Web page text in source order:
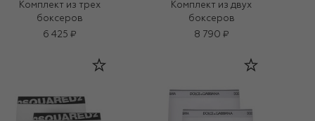
Комплект из трех
боксеров
6 425 ₽
Комплект из двух
боксеров
8 790 ₽